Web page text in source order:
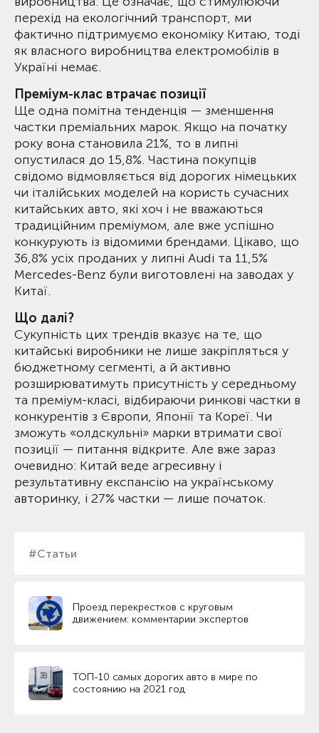
#Статьи
Проезд перекрестков с круговым
движением: комментарии экспертов
ТОП-10 самых дорогих авто в мире по
состоянию на 2021 год
перехід на екологічний транспорт, ми
фактично підтримуємо економіку Китаю, тоді
як власного виробництва електромобілів в
Україні немає.
Преміум-клас втрачає позиції
Ще одна помітна тенденція — зменшення
частки преміальних марок. Якщо на початку
року вона становила 21%, то в липні
опустилася до 15,8%. Частина покупців
свідомо відмовляється від дорогих німецьких
чи італійських моделей на користь сучасних
китайських авто, які хоч і не вважаються
традиційним преміумом, але вже успішно
конкурують із відомими брендами. Цікаво, що
36,8% усіх проданих у липні Audi та 11,5%
Mercedes-Benz були виготовлені на заводах у
Китаї.
Що далі?
Сукупність цих трендів вказує на те, що
китайські виробники не лише закріпляться у
бюджетному сегменті, а й активно
розширюватимуть присутність у середньому
та преміум-класі, відбираючи ринкові частки в
конкурентів з Європи, Японії та Кореї. Чи
зможуть «олдскульні» марки втримати свої
позиції — питання відкрите. Але вже зараз
очевидно: Китай веде агресивну і
результативну експансію на українському
авторинку, і 27% частки — лише початок.